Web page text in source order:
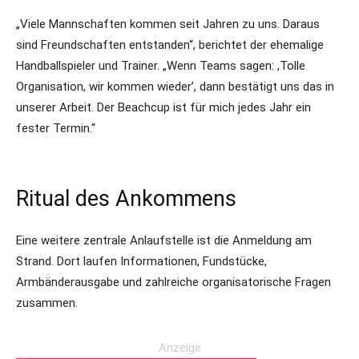
„Viele Mannschaften kommen seit Jahren zu uns. Daraus
sind Freundschaften entstanden“, berichtet der ehemalige
Handballspieler und Trainer. „Wenn Teams sagen: ,Tolle
Organisation, wir kommen wieder’, dann bestätigt uns das in
unserer Arbeit. Der Beachcup ist für mich jedes Jahr ein
fester Termin.“
Ritual des Ankommens
Eine weitere zentrale Anlaufstelle ist die Anmeldung am
Strand. Dort laufen Informationen, Fundstücke,
Armbänderausgabe und zahlreiche organisatorische Fragen
zusammen.
Anzeige